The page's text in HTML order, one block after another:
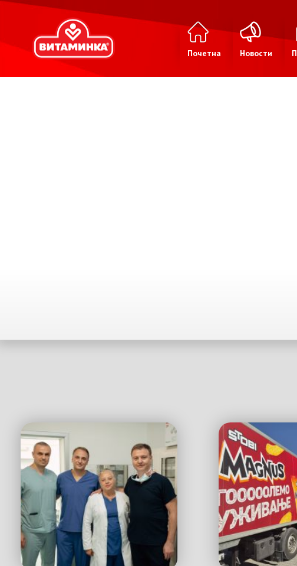
Почетна Новости